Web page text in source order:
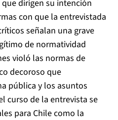
dirigen su intención
con que la entrevistada
señalan una grave
de normatividad
violó las normas de
decoroso que
pública y los asuntos
curso de la entrevista se
para Chile como la